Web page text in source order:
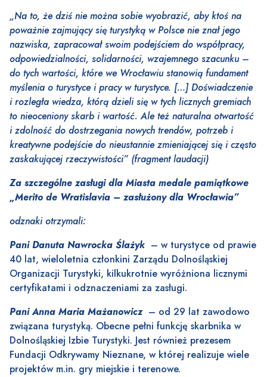
„Na to, że dziś nie można sobie wyobrazić, aby ktoś na
poważnie zajmujący się turystyką w Polsce nie znał jego
nazwiska, zapracował swoim podejściem do współpracy,
odpowiedzialności, solidarności, wzajemnego szacunku –
do tych wartości, które we Wrocławiu stanowią fundament
myślenia o turystyce i pracy w turystyce. […] Doświadczenie
i rozległa wiedza, którą dzieli się w tych licznych gremiach
to nieoceniony skarb i wartość. Ale też naturalna otwartość
i zdolność do dostrzegania nowych trendów, potrzeb i
kreatywne podejście do nieustannie zmieniającej się i często
zaskakującej rzeczywistości” (fragment laudacji)
Za szczególne zasługi dla Miasta medale pamiątkowe
„Merito de Wratislavia – zasłużony dla Wrocławia”
odznaki otrzymali:
Pani Danuta Nawrocka Ślażyk – w turystyce od prawie
40 lat, wieloletnia członkini Zarządu Dolnośląskiej
Organizacji Turystyki, kilkukrotnie wyróżniona licznymi
certyfikatami i odznaczeniami za zasługi.
Pani Anna Maria Mażanowicz– od 29 lat zawodowo
związana turystyką. Obecne pełni funkcję skarbnika w
Dolnośląskiej Izbie Turystyki. Jest również prezesem
Fundacji Odkrywamy Nieznane, w której realizuje wiele
projektów m.in. gry miejskie i terenowe.